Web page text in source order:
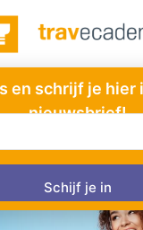
tips
en schrijf je hier
nieuwsbrief!